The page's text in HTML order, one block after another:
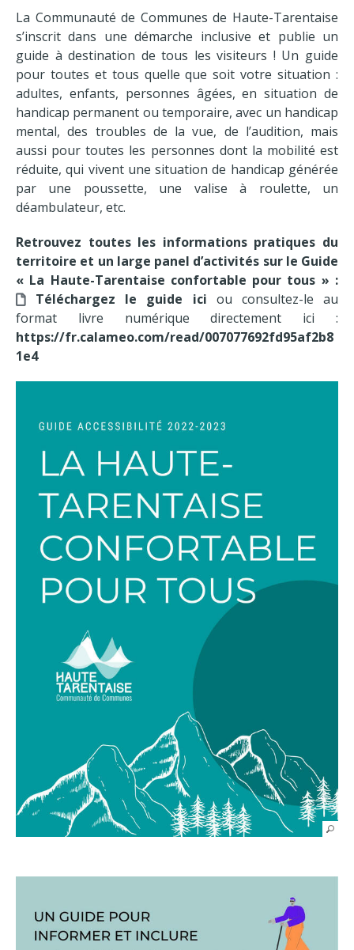
La Communauté de Communes de Haute-Tarentaise
s’inscrit dans une démarche inclusive et publie un
guide à destination de tous les visiteurs ! Un guide
pour toutes et tous quelle que soit votre situation :
adultes, enfants, personnes âgées, en situation de
handicap permanent ou temporaire, avec un handicap
mental, des troubles de la vue, de l’audition, mais
aussi pour toutes les personnes dont la mobilité est
réduite, qui vivent une situation de handicap générée
par une poussette, une valise à roulette, un
déambulateur, etc.
Retrouvez toutes les informations pratiques du
territoire et un large panel d’activités sur le Guide
« La Haute-Tarentaise confortable pour tous » :
Téléchargez le guide ici ou consultez-le au
format livre numérique directement ici :
https://fr.calameo.com/read/007077692fd95af2b8
1e4